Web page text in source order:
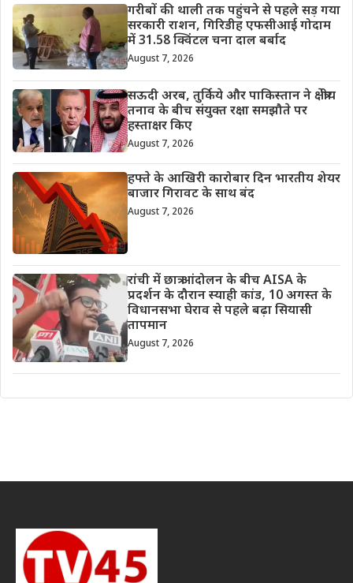
गरीबों की थाली तक पहुंचने से पहले सड़ गया
सरकारी राशन, गिरिडीह एफसीआई गोदाम
में 31.58 क्विंटल चना दाल बर्बाद
August 7, 2026
सऊदी अरब, तुर्किये और पाकिस्तान ने क्षेत्रीय
तनाव के बीच संयुक्त रक्षा समझौते पर
हस्ताक्षर किए
August 7, 2026
हफ्ते के आखिरी कारोबार दिन भारतीय शेयर
बाजार गिरावट के साथ बंद
August 7, 2026
रांची में छात्र आंदोलन के बीच AISA के
प्रदर्शन के दौरान स्याही कांड, 10 अगस्त के
विधानसभा घेराव से पहले बढ़ा सियासी
तापमान
August 7, 2026